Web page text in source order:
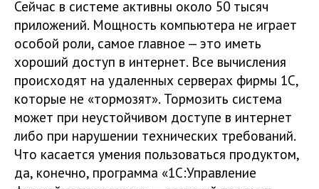
Сейчас в системе активны около 50 тысяч
приложений. Мощность компьютера не играет
особой роли, самое главное — это иметь
хороший доступ в интернет. Все вычисления
происходят на удаленных серверах фирмы 1С,
которые не «тормозят». Тормозить система
может при неустойчивом доступе в интернет
либо при нарушении технических требований.
Что касается умения пользоваться продуктом,
да, конечно, программа «1С:Управление